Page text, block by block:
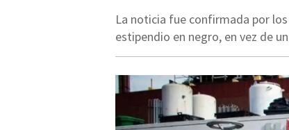
La noticia fue confirmada por
estipendio en negro, en vez de